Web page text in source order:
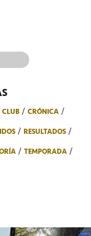
CLUB
CRÓNICA
RESULTADOS
TEMPORADA